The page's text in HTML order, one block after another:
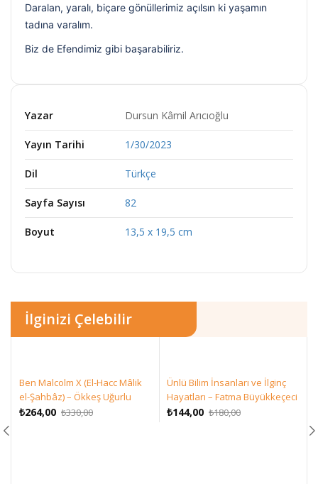
Daralan, yaralı, biçare gönüllerimiz açılsın ki yaşamın
tadına varalım.
Biz de Efendimiz gibi başarabiliriz.
Yazar Dursun Kâmil Arıcıoğlu
Yayın Tarihi 1/30/2023
Dil Türkçe
Sayfa Sayısı 82
Boyut 13,5 x 19,5 cm
İlginizi Çelebilir
Ben Malcolm X (El-Hacc Mâlik
el-Şahbâz) – Ökkeş Uğurlu
₺330,00Orijinal
₺264,00
Şu
Ünlü Bilim İnsanları ve İlginç
Hayatları – Fatma Büyükkeçeci
₺180,00Orijinal
₺144,00
Şu